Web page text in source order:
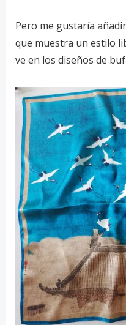
Pero me gustaría
que muestra un estilo
ve en los diseños de